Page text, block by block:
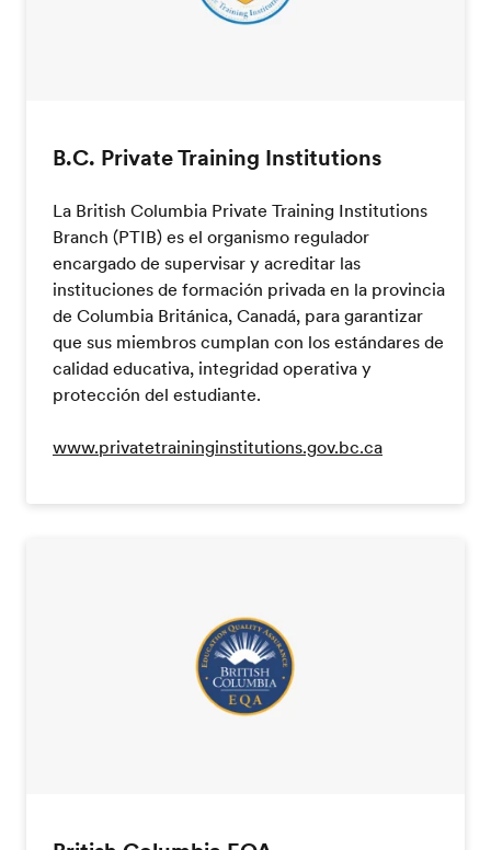
B.C. Private Training Institutions
La British Columbia Private Training Institutions
Branch (PTIB) es el organismo regulador
encargado de supervisar y acreditar las
instituciones de formación privada en la provincia
de Columbia Británica, Canadá, para garantizar
que sus miembros cumplan con los estándares de
calidad educativa, integridad operativa y
protección del estudiante.
www.privatetraininginstitutions.gov.bc.ca